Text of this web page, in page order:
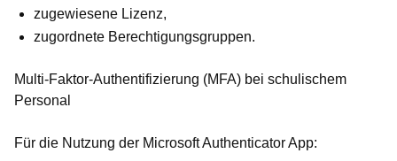
zugewiesene Lizenz,
zugordnete Berechtigungsgruppen.
Multi-Faktor-Authentifizierung (MFA) bei schulischem
Personal
Für die Nutzung der Microsoft Authenticator App: